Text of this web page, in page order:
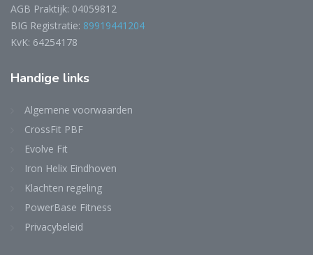
AGB Praktijk: 04059812
BIG Registratie: 89919441204
KvK: 64254178
Handige links
Algemene voorwaarden
CrossFit PBF
Evolve Fit
Iron Helix Eindhoven
Klachten regeling
PowerBase Fitness
Privacybeleid